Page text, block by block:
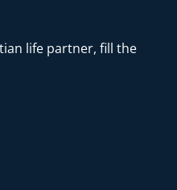
life partner, fill the